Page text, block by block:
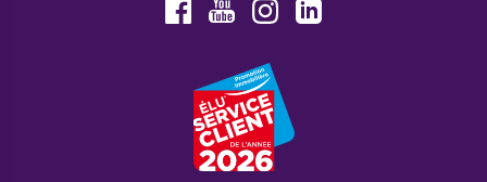
FacebookYoutubeInstagram